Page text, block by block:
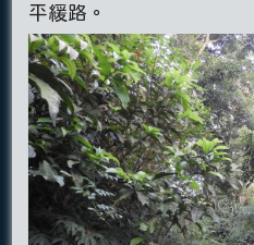
平緩路。